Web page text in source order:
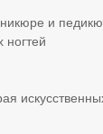
и
ногтей